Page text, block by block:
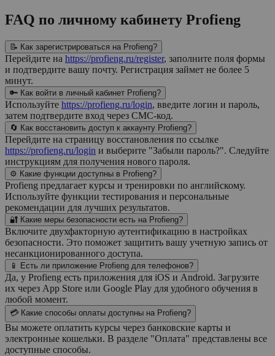
FAQ по личному кабинету Profieng
📝 Как зарегистрироваться на Profieng?
Перейдите на https://profieng.ru/register, заполните поля формы
и подтвердите вашу почту. Регистрация займет не более 5
минут.
🔑 Как войти в личный кабинет Profieng?
Используйте https://profieng.ru/login, введите логин и пароль,
затем подтвердите вход через СМС-код.
🔄 Как восстановить доступ к аккаунту Profieng?
Перейдите на страницу восстановления по ссылке
https://profieng.ru/login и выберите "Забыли пароль?". Следуйте
инструкциям для получения нового пароля.
⚙️ Какие функции доступны в Profieng?
Profieng предлагает курсы и тренировки по английскому.
Используйте функции тестирования и персональные
рекомендации для лучших результатов.
🔐 Какие меры безопасности есть на Profieng?
Включите двухфакторную аутентификацию в настройках
безопасности. Это поможет защитить вашу учетную запись от
несанкционированного доступа.
📱 Есть ли приложение Profieng для телефонов?
Да, у Profieng есть приложения для iOS и Android. Загрузите
их через App Store или Google Play для удобного обучения в
любой момент.
💳 Какие способы оплаты доступны на Profieng?
Вы можете оплатить курсы через банковские карты и
электронные кошельки. В разделе "Оплата" представлены все
доступные способы.